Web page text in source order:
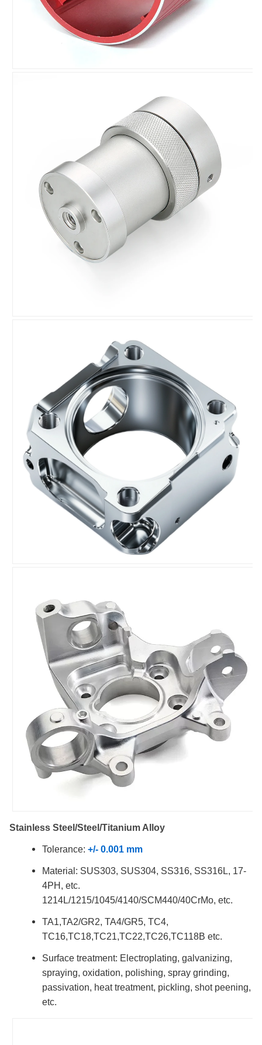
Stainless Steel/Steel/Titanium Alloy
Tolerance: +/- 0.001 mm
Material: SUS303, SUS304, SS316, SS316L, 17-
4PH, etc.
1214L/1215/1045/4140/SCM440/40CrMo, etc.
TA1,TA2/GR2, TA4/GR5, TC4,
TC16,TC18,TC21,TC22,TC26,TC118B etc.
Surface treatment: Electroplating, galvanizing,
spraying, oxidation, polishing, spray grinding,
passivation, heat treatment, pickling, shot peening,
etc.